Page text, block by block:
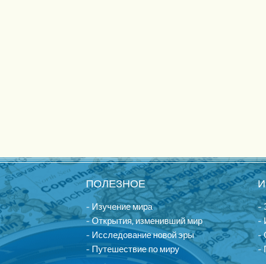
ПОЛЕЗНОЕ
- Изучение мира
- Открытия, изменивший мир
- Исследование новой эры
- Путешествие по миру
-
-
-
-